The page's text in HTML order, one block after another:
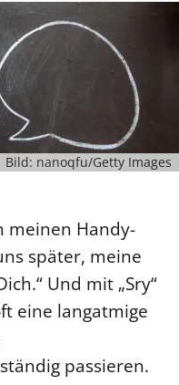
Bild: nanoqfu/Getty Images
meinen Handy-
später, meine
Und mit „Sry“
eine langatmige
passieren.